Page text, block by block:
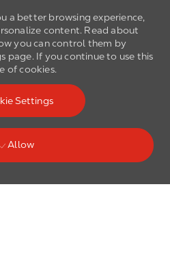
a better browsing experience,
content. Read about
you can control them by
page. If you continue to use this
of cookies.
Settings
Allow